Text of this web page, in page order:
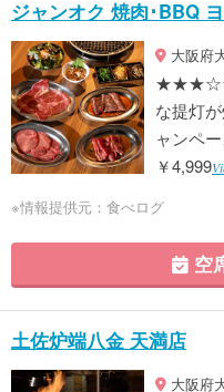
ジャンオク 焼肉･BBQ
大阪府
な提灯
ャンペ
￥4,999
※情報提供元：食べログ
空
土佐炉端八金 天満店
大阪府